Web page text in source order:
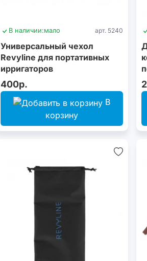
В наличии:мало арт. 5240
Универсальный чехол
Revyline для портативных
ирригаторов
400р.
В
корзину